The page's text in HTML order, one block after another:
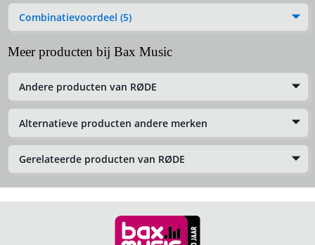
Combinatievoordeel (5)
Meer producten bij Bax Music
Andere producten van RØDE
Alternatieve producten andere merken
Gerelateerde producten van RØDE